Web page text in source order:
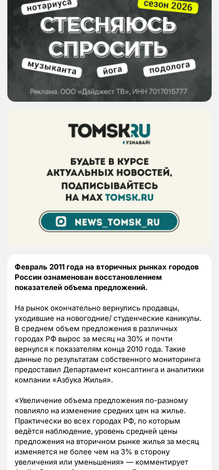
Февраль 2011 года на вторичных рынках городов
России ознаменован восстановлением
показателей объема предложений.
На рынок окончательно вернулись продавцы,
уходившие на новогодние/ студенческие каникулы.
В среднем объем предложения в различных
городах РФ вырос за месяц на 30% и почти
вернулся к показателям конца 2010 года. Такие
данные по результатам собственного мониторинга
предоставил Департамент консалтинга и аналитики
компании «Азбука Жилья».
«Увеличение объема предложения по-разному
повлияло на изменение средних цен на жилье.
Практически во всех городах РФ, по которым
ведётся наблюдение, уровень средней цены
предложения на вторичном рынке жилья за месяц
изменяется не более чем на 3% в сторону
увеличения или уменьшения» — комментирует